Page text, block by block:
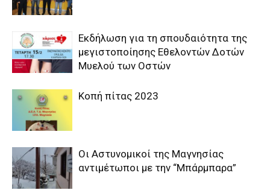
Εκδήλωση για τη σπουδαιότητα της
μεγιστοποίησης Εθελοντών Δοτών
Μυελού των Οστών
Κοπή πίτας 2023
Οι Αστυνομικοί της Μαγνησίας
αντιμέτωποι με την “Μπάρμπαρα”